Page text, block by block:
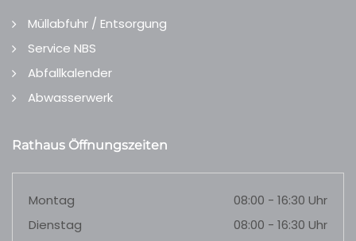
Müllabfuhr / Entsorgung
Service NBS
Abfallkalender
Abwasserwerk
Rathaus Öffnungszeiten
Montag
08:00 - 16:30 Uhr
Dienstag
08:00 - 16:30 Uhr